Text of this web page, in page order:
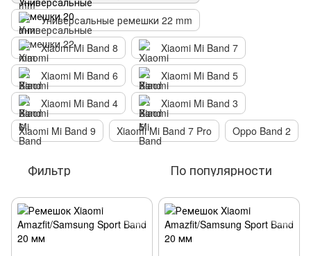
Универсальные ремешки 22 mm
Xiaomi Mi Band 8
Xiaomi Mi Band 7
Xiaomi Mi Band 6
Xiaomi Mi Band 5
Xiaomi Mi Band 4
Xiaomi Mi Band 3
Xiaomi Mi Band 9
Xiaomi Mi Band 7 Pro Oppo Band 2
Фильтр По популярности